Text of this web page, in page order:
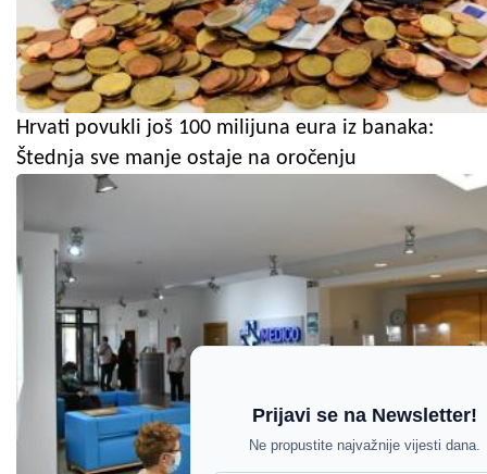
Hrvati povukli još 100 milijuna eura iz banaka:
Štednja sve manje ostaje na oročenju
Prijavi se na Newsletter!
Ne propustite najvažnije vijesti dana.